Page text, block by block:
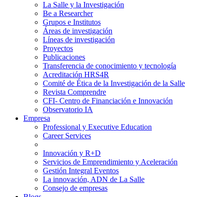
La Salle y la Investigación
Be a Researcher
Grupos e Institutos
Áreas de investigación
Líneas de investigación
Proyectos
Publicaciones
Transferencia de conocimiento y tecnología
Acreditación HRS4R
Comité de Ética de la Investigación de la Salle
Revista Comprendre
CFI- Centro de Financiación e Innovación
Observatorio IA
Empresa
Professional y Executive Education
Career Services
Innovación y R+D
Servicios de Emprendimiento y Aceleración
Gestión Integral Eventos
La innovación, ADN de La Salle
Consejo de empresas